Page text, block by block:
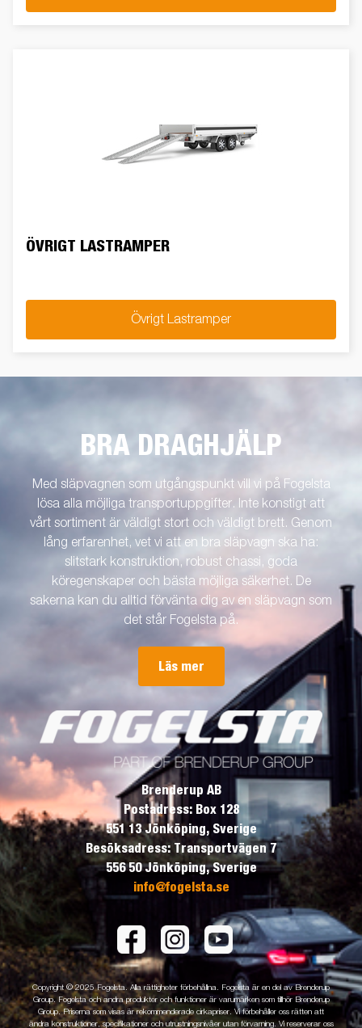
ÖVRIGT LASTRAMPER
Övrigt Lastramper
BRA DRAGHJÄLP
Med släpvagnen som utgångspunkt vill vi på Fogelsta
lösa alla möjliga transportuppgifter. Inte konstigt att
vårt sortiment är väldigt stort och väldigt brett. Genom
lång erfarenhet, vet vi att en bra släpvagn ska ha:
slitstark konstruktion, robust chassi, goda
köregenskaper och bästa möjliga säkerhet. De
sakerna kan du alltid förvänta dig av en släpvagn som
det står Fogelsta på.
Läs mer
Brenderup AB
Postadress: Box 128
551 13 Jönköping, Sverige
Besöksadress: Transportvägen 7
556 50 Jönköping, Sverige
info@fogelsta.se
Copyright © 2025 Fogelsta. Alla rättigheter förbehållna. Fogelsta är en del av Brenderup
Group. Fogelsta och andra produkter och funktioner är varumärken som tillhör Brenderup
Group. Priserna som visas är rekommenderade cirkapriser. Vi förbehåller oss rätten att
ändra konstruktioner, specifikationer och utrustningsnivåer utan förvarning. Vi reserverar oss